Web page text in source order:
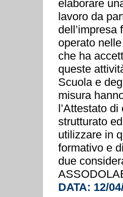
elaborare
lavoro da
operato
che ha
queste
Scuola e
misura
l’Attestato
strutturato
utilizzare in
formativo e
due
DATA: 12/